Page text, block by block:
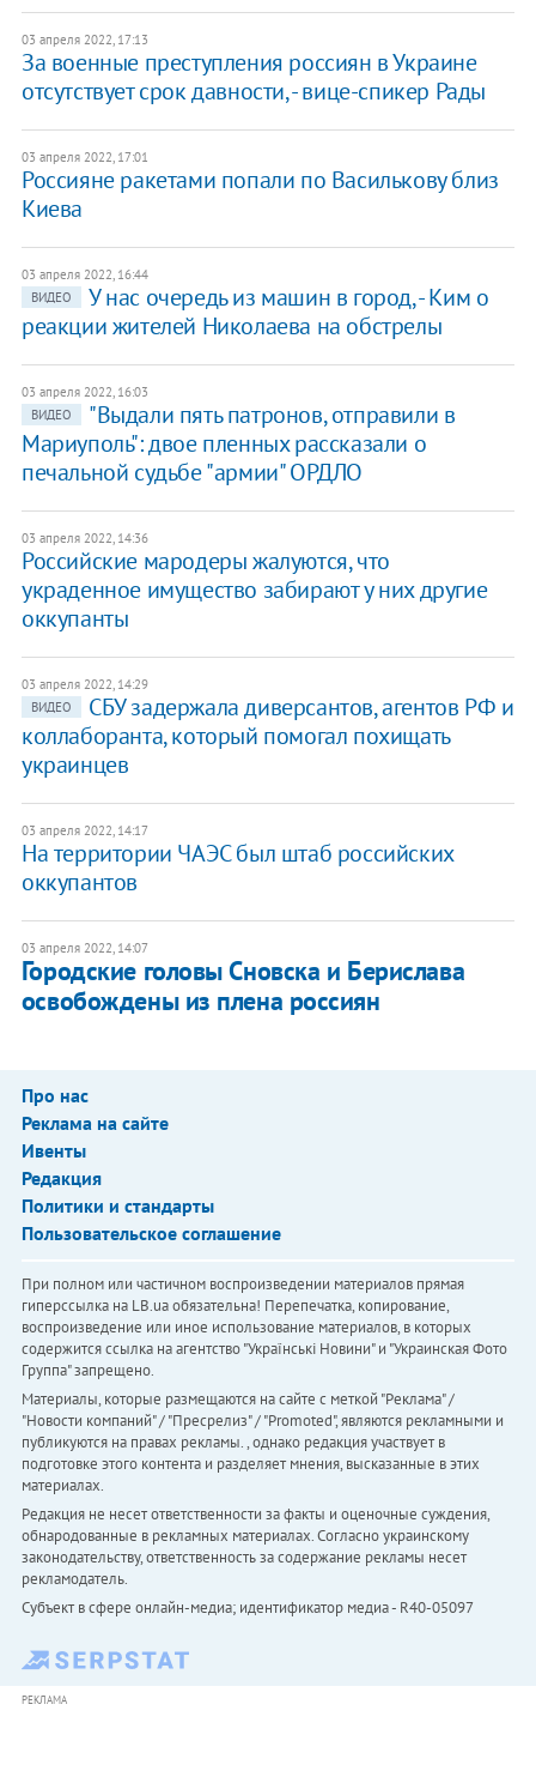
03 апреля 2022, 17:13
За военные преступления россиян в Украине
отсутствует срок давности, - вице-спикер Рады
03 апреля 2022, 17:01
Россияне ракетами попали по Василькову близ
Киева
03 апреля 2022, 16:44
ВИДЕО
У нас очередь из машин в город, - Ким о
реакции жителей Николаева на обстрелы
03 апреля 2022, 16:03
ВИДЕО
"Выдали пять патронов, отправили в
Мариуполь": двое пленных рассказали о
печальной судьбе "армии" ОРДЛО
03 апреля 2022, 14:36
Российские мародеры жалуются, что
украденное имущество забирают у них другие
оккупанты
03 апреля 2022, 14:29
ВИДЕО
СБУ задержала диверсантов, агентов РФ и
коллаборанта, который помогал похищать
украинцев
03 апреля 2022, 14:17
На территории ЧАЭС был штаб российских
оккупантов
03 апреля 2022, 14:07
Городские головы Сновска и Берислава
освобождены из плена россиян
Про нас
Реклама на сайте
Ивенты
Редакция
Политики и стандарты
Пользовательское соглашение
При полном или частичном воспроизведении материалов прямая
гиперссылка на LB.ua обязательна! Перепечатка, копирование,
воспроизведение или иное использование материалов, в которых
содержится ссылка на агентство "Українськi Новини" и "Украинская Фото
Группа" запрещено.
Материалы, которые размещаются на сайте с меткой "Реклама" /
"Новости компаний" / "Пресрелиз" / "Promoted", являются рекламными и
публикуются на правах рекламы. , однако редакция участвует в
подготовке этого контента и разделяет мнения, высказанные в этих
материалах.
Редакция не несет ответственности за факты и оценочные суждения,
обнародованные в рекламных материалах. Согласно украинскому
законодательству, ответственность за содержание рекламы несет
рекламодатель.
Субъект в сфере онлайн-медиа; идентификатор медиа - R40-05097
РЕКЛАМА